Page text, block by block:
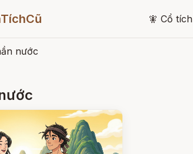
🧚 Cổ tích
nước